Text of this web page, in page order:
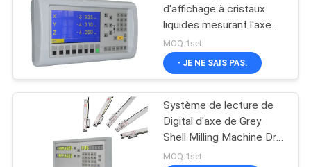
NOUVELLES
CASEncodeur linéaire
micro
d'affichage à cristaux
liquides mesurant l'axe
linéaire de Dro 3 de
moulin d'échelle
MOQ:1set
- JE NE SAIS PAS.
Système de lecture de
Digital d'axe de Grey
Shell Milling Machine Dro
2
MOQ:1set